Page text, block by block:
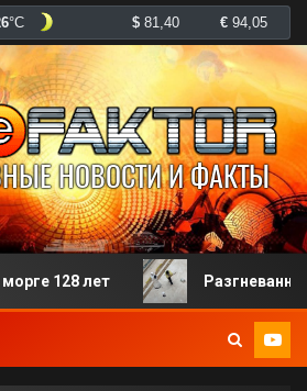
лет Разгневанная